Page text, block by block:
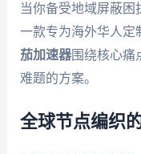
当你备受地域屏蔽
一款专为海外华人定
茄加速器围绕核心痛
难题的方案。
全球节点编织